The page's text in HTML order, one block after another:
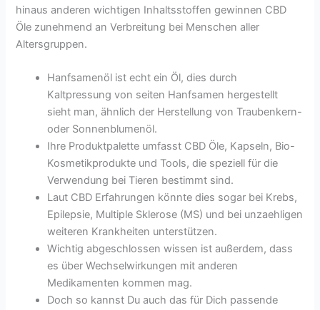
hinaus anderen wichtigen Inhaltsstoffen gewinnen CBD
Öle zunehmend an Verbreitung bei Menschen aller
Altersgruppen.
Hanfsamenöl ist echt ein Öl, dies durch
Kaltpressung von seiten Hanfsamen hergestellt
sieht man, ähnlich der Herstellung von Traubenkern-
oder Sonnenblumenöl.
Ihre Produktpalette umfasst CBD Öle, Kapseln, Bio-
Kosmetikprodukte und Tools, die speziell für die
Verwendung bei Tieren bestimmt sind.
Laut CBD Erfahrungen könnte dies sogar bei Krebs,
Epilepsie, Multiple Sklerose (MS) und bei unzaehligen
weiteren Krankheiten unterstützen.
Wichtig abgeschlossen wissen ist außerdem, dass
es über Wechselwirkungen mit anderen
Medikamenten kommen mag.
Doch so kannst Du auch das für Dich passende